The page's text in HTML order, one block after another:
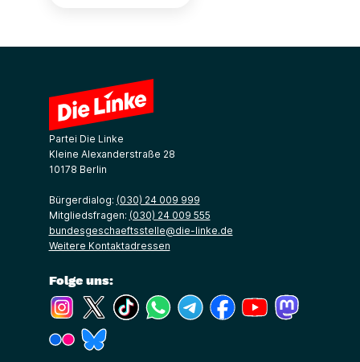
Partei Die Linke
Kleine Alexanderstraße 28
10178 Berlin
Bürgerdialog: (030) 24 009 999
Mitgliedsfragen: (030) 24 009 555
bundesgeschaeftsstelle@die-linke.de
Weitere Kontaktadressen
Folge uns:
(Link öffnet ein neues Fenster)
(Link öffnet ein neues Fenster)
(Link öffnet ein neues Fenster)
(Link öffnet ein neues Fenster)
(Link öffnet ein neues Fenster)
(Link öffnet ein neues
(Link öffnet ein
(Link öffnet ein neues Fenster)